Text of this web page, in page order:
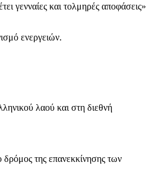
γενναίες και τολμηρές αποφάσεις»
ενεργειών.
λαού και στη διεθνή
της επανεκκίνησης των